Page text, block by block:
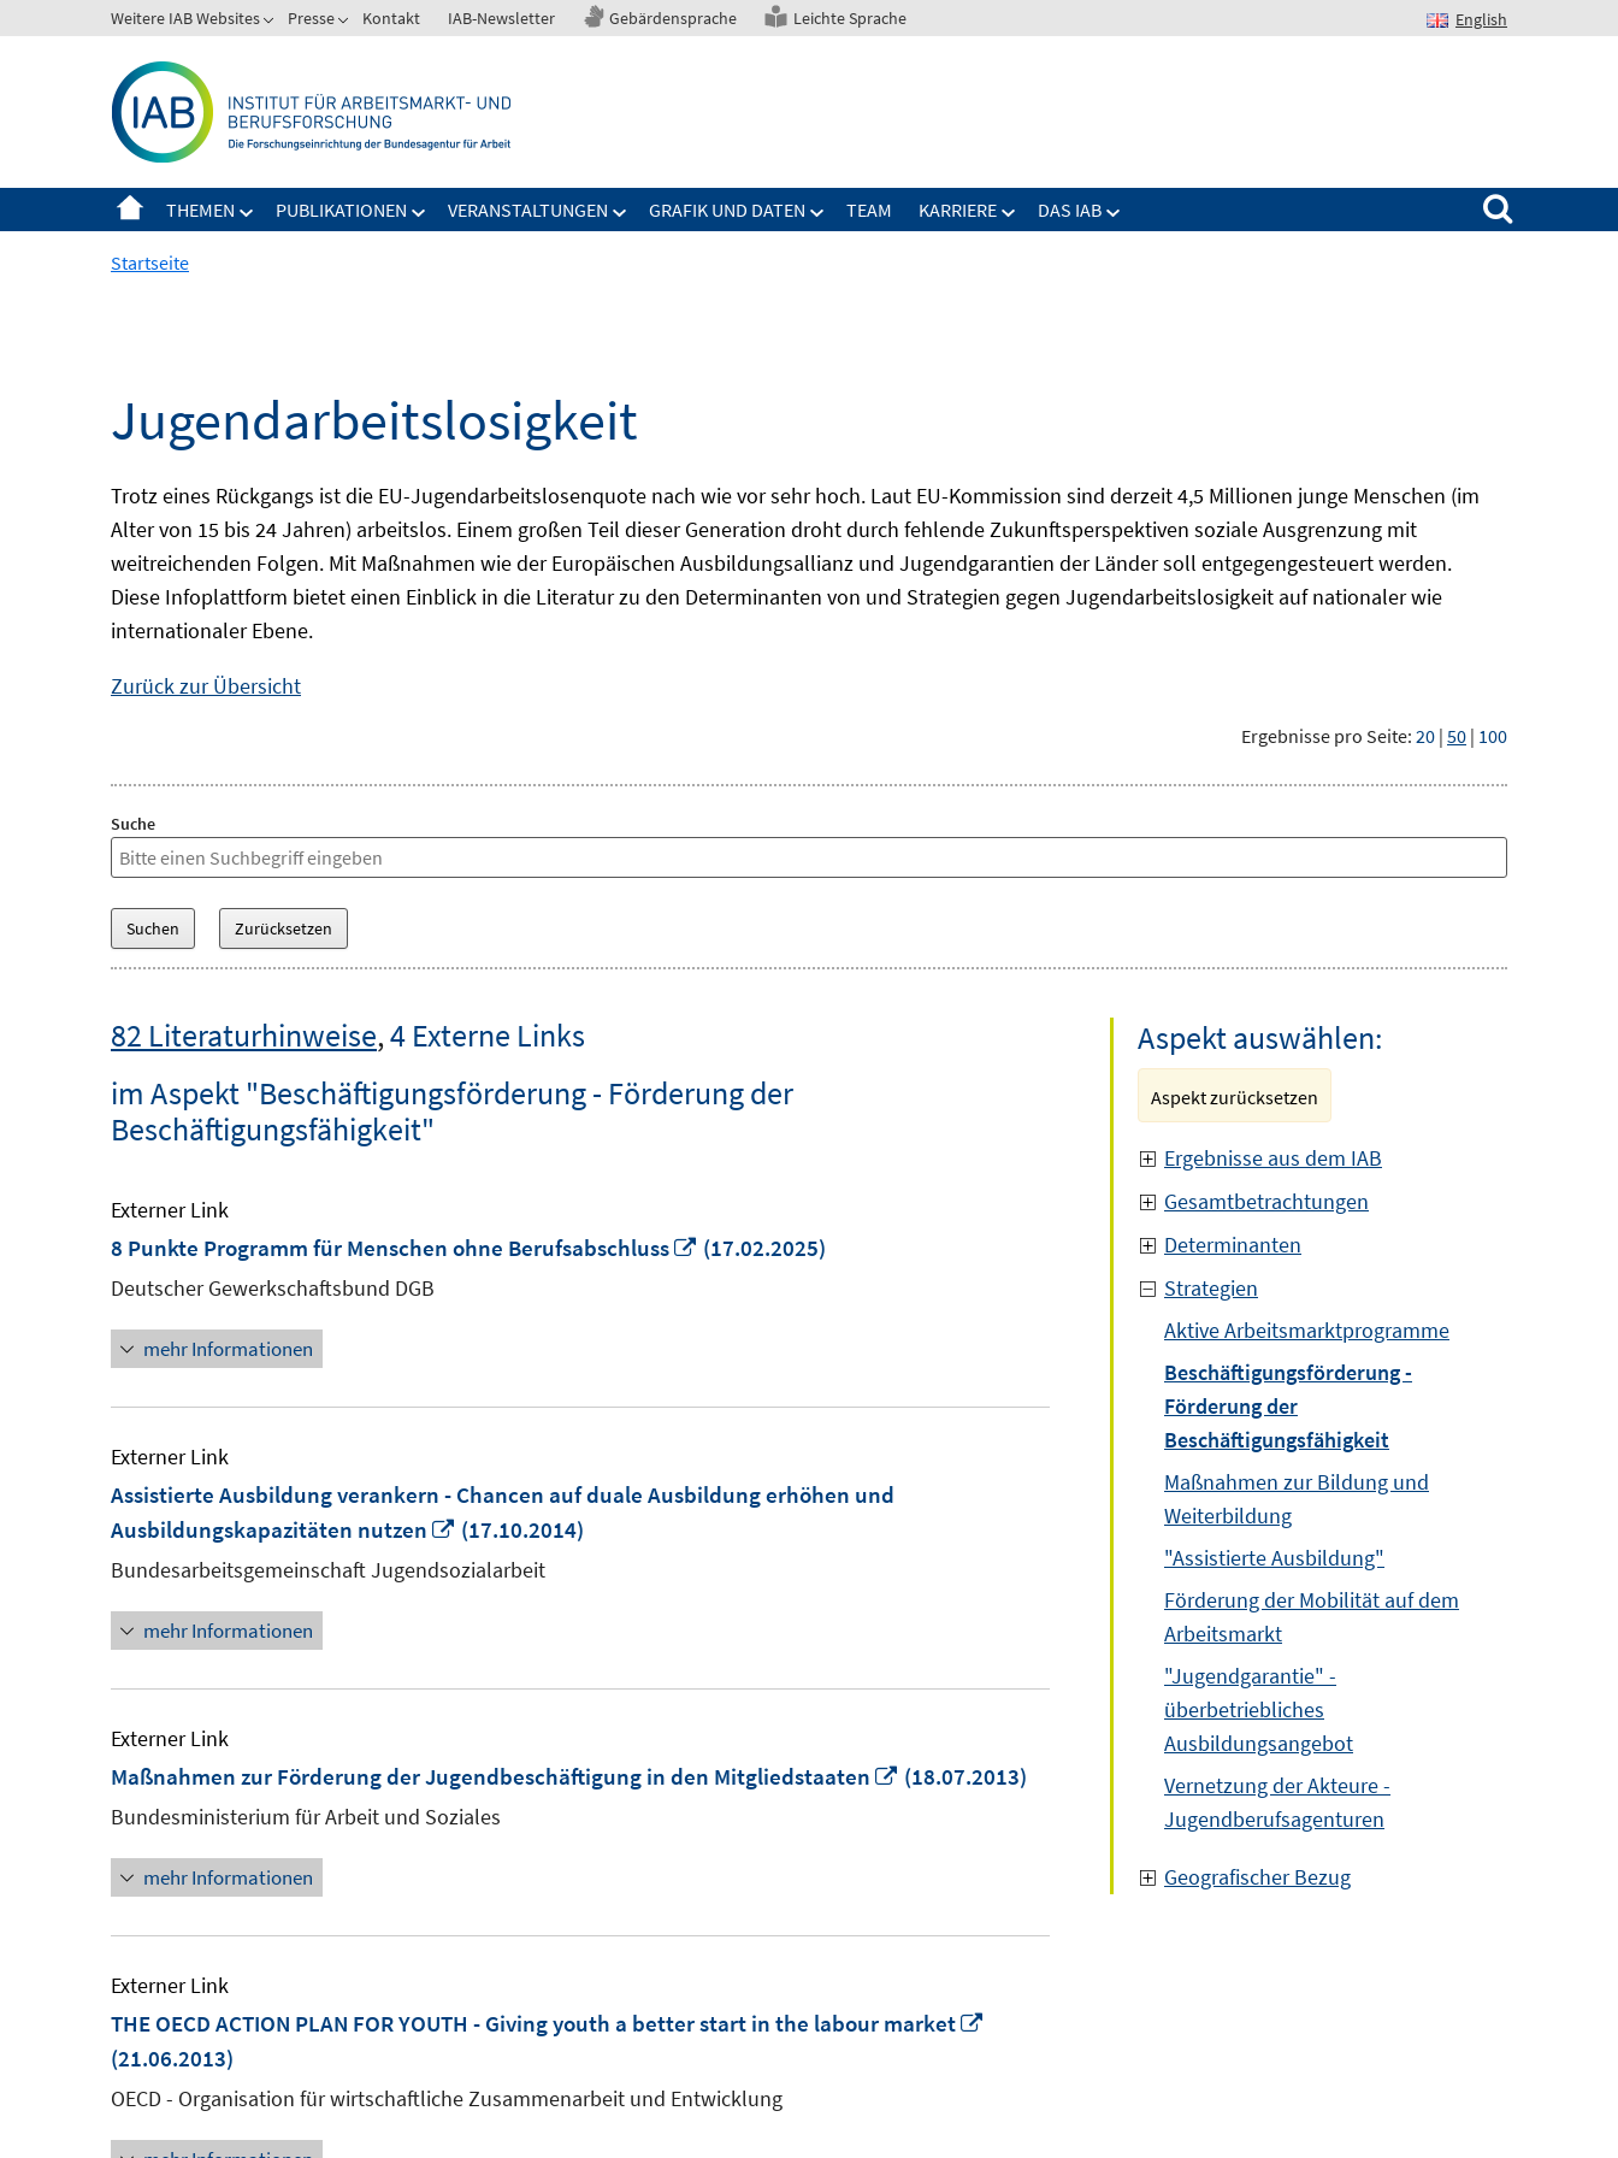
zum
Weitere IAB Websites Presse Kontakt IAB-Newsletter Gebärdensprache Leichte Sprache English
THEMEN PUBLIKATIONEN VERANSTALTUNGEN GRAFIK UND DATEN TEAM KARRIERE DAS IAB
Suchen nach:
Startseite
Jugendarbeitslosigkeit
Trotz eines Rückgangs ist die EU-Jugendarbeitslosenquote nach wie vor sehr hoch. Laut EU-Kommission sind derzeit 4,5 Millionen junge Menschen (im
Alter von 15 bis 24 Jahren) arbeitslos. Einem großen Teil dieser Generation droht durch fehlende Zukunftsperspektiven soziale Ausgrenzung mit
weitreichenden Folgen. Mit Maßnahmen wie der Europäischen Ausbildungsallianz und Jugendgarantien der Länder soll entgegengesteuert werden.
Diese Infoplattform bietet einen Einblick in die Literatur zu den Determinanten von und Strategien gegen Jugendarbeitslosigkeit auf nationaler wie
internationaler Ebene.
Zurück zur Übersicht
Ergebnisse pro Seite: 20 | 50 | 100
Suche
82 Literaturhinweise,4 Externe Links
im Aspekt "Beschäftigungsförderung - Förderung der
Beschäftigungsfähigkeit"
Externer Link
8 Punkte Programm für Menschen ohne Berufsabschluss
In
(17.02.2025)
Deutscher Gewerkschaftsbund DGB
mehr Informationen
Externer Link
Assistierte Ausbildung verankern - Chancen auf duale Ausbildung erhöhen und
Ausbildungskapazitäten nutzen
In
neuem
(17.10.2014)
Bundesarbeitsgemeinschaft Jugendsozialarbeit
mehr Informationen
Externer Link
Maßnahmen zur Förderung der Jugendbeschäftigung in den Mitgliedstaaten
In
(18.07.2013)
Bundesministerium für Arbeit und Soziales
mehr Informationen
Externer Link
THE OECD ACTION PLAN FOR YOUTH - Giving youth a better start in the labour market
(21.06.2013)
OECD - Organisation für wirtschaftliche Zusammenarbeit und Entwicklung
Aspekt auswählen:
Aspekt zurücksetzen
Ergebnisse aus dem IAB
Gesamtbetrachtungen
Determinanten
Strategien
Aktive Arbeitsmarktprogramme
Beschäftigungsförderung -
Förderung der
Beschäftigungsfähigkeit
Maßnahmen zur Bildung und
Weiterbildung
"Assistierte Ausbildung"
Förderung der Mobilität auf dem
Arbeitsmarkt
"Jugendgarantie" -
überbetriebliches
Ausbildungsangebot
Vernetzung der Akteure -
Jugendberufsagenturen
Geografischer Bezug